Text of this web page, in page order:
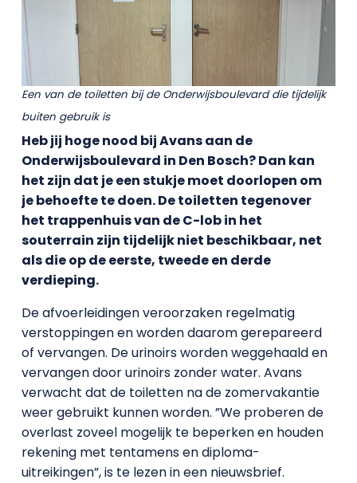
Een van de toiletten bij de Onderwijsboulevard die tijdelijk
buiten gebruik is
Heb jij hoge nood bij Avans aan de
Onderwijsboulevard in Den Bosch? Dan kan
het zijn dat je een stukje moet doorlopen om
je behoefte te doen. De toiletten tegenover
het trappenhuis van de C-lob in het
souterrain zijn tijdelijk niet beschikbaar, net
als die op de eerste, tweede en derde
verdieping.
De afvoerleidingen veroorzaken regelmatig
verstoppingen en worden daarom gerepareerd
of vervangen. De urinoirs worden weggehaald en
vervangen door urinoirs zonder water. Avans
verwacht dat de toiletten na de zomervakantie
weer gebruikt kunnen worden. ”We proberen de
overlast zoveel mogelijk te beperken en houden
rekening met tentamens en diploma-
uitreikingen”, is te lezen in een nieuwsbrief.